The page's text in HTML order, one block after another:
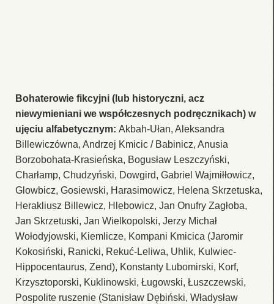
Bohaterowie fikcyjni (lub historyczni, acz
niewymieniani we współczesnych podręcznikach) w
ujęciu alfabetycznym: Akbah-Ułan, Aleksandra
Billewiczówna, Andrzej Kmicic / Babinicz, Anusia
Borzobohata-Krasieńska, Bogusław Leszczyński,
Charłamp, Chudzyński, Dowgird, Gabriel Wajmiłłowicz,
Glowbicz, Gosiewski, Harasimowicz, Helena Skrzetuska,
Herakliusz Billewicz, Hlebowicz, Jan Onufry Zagłoba,
Jan Skrzetuski, Jan Wielkopolski, Jerzy Michał
Wołodyjowski, Kiemlicze, Kompani Kmicica (Jaromir
Kokosiński, Ranicki, Rekuć-Leliwa, Uhlik, Kulwiec-
Hippocentaurus, Zend), Konstanty Lubomirski, Korf,
Krzysztoporski, Kuklinowski, Ługowski, Łuszczewski,
Pospolite ruszenie (Stanisław Dębiński, Władysław